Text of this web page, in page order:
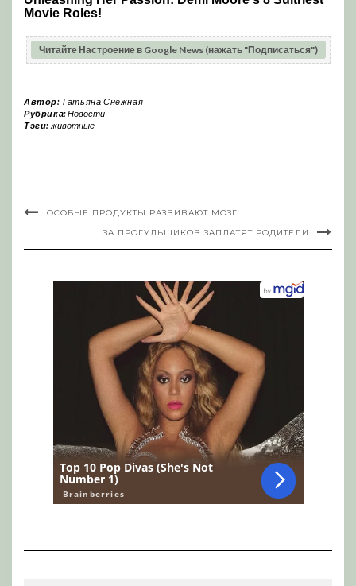
Читайте Настроение в Google News (нажать "Подписаться")
Автор: Татьяна Снежная
Рубрика:Новости
Тэги: животные
ОСОБЫЕ ПРОДУКТЫ РАЗВИВАЮТ МОЗГ
ЗА ПРОГУЛЬЩИКОВ ЗАПЛАТЯТ РОДИТЕЛИ